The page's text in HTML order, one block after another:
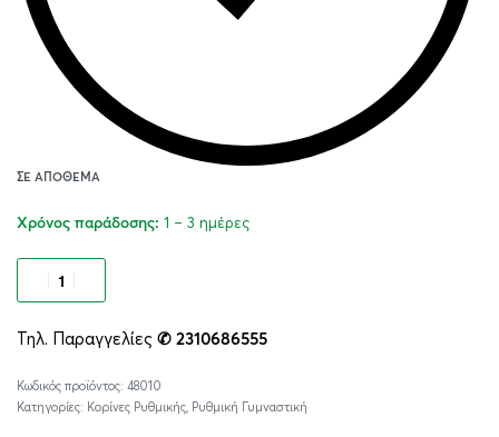
ΣΕ ΑΠΌΘΕΜΑ
Χρόνος παράδοσης: 1 – 3 ημέρες
Τηλ. Παραγγελίες ✆ 2310686555
48010
Κατηγορίες: Κορίνες Ρυθμικής, Ρυθμική Γυμναστική